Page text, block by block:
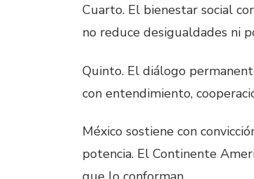
Cuarto. El bienestar social
no reduce desigualdades ni
Quinto. El diálogo
con entendimiento,
México sostiene con
potencia. El Continente